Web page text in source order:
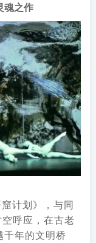
魂之作
计划》，与同
呼应，在古老
年的文明桥